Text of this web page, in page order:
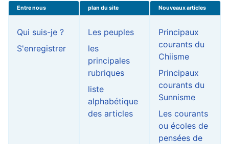
Entre nous
Qui suis-je ?
S'enregistrer
plan du site
Les peuples
les
principales
rubriques
liste
alphabétique
des articles
Nouveaux articles
Principaux
courants du
Chiisme
Principaux
courants du
Sunnisme
Les courants
ou écoles de
pensées de